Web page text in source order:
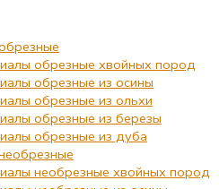
обрезные хвойных пород
обрезные из осины
обрезные из ольхи
обрезные из березы
обрезные из дуба
необрезные хвойных пород